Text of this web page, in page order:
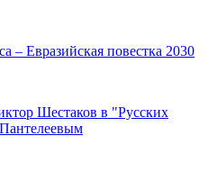
– Евразийская повестка 2030
Шестаков в "Русских